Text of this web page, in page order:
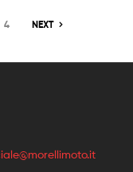
4 NEXT